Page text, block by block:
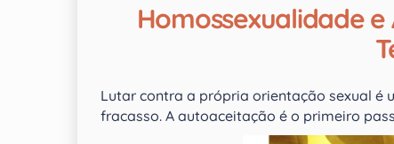
Homossexualidade
Lutar contra a própria orientação sexual é
fracasso. A autoaceitação é o primeiro